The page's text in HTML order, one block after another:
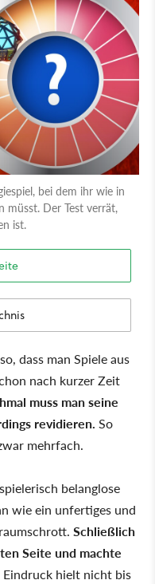
bei dem ihr wie in
müsst. Der Test verrät,
ist.
dass man Spiele aus
nach kurzer Zeit
muss man seine
revidieren. So
mehrfach.
belanglose
wie ein unfertiges und
Schließlich
Seite und machte
hielt nicht bis